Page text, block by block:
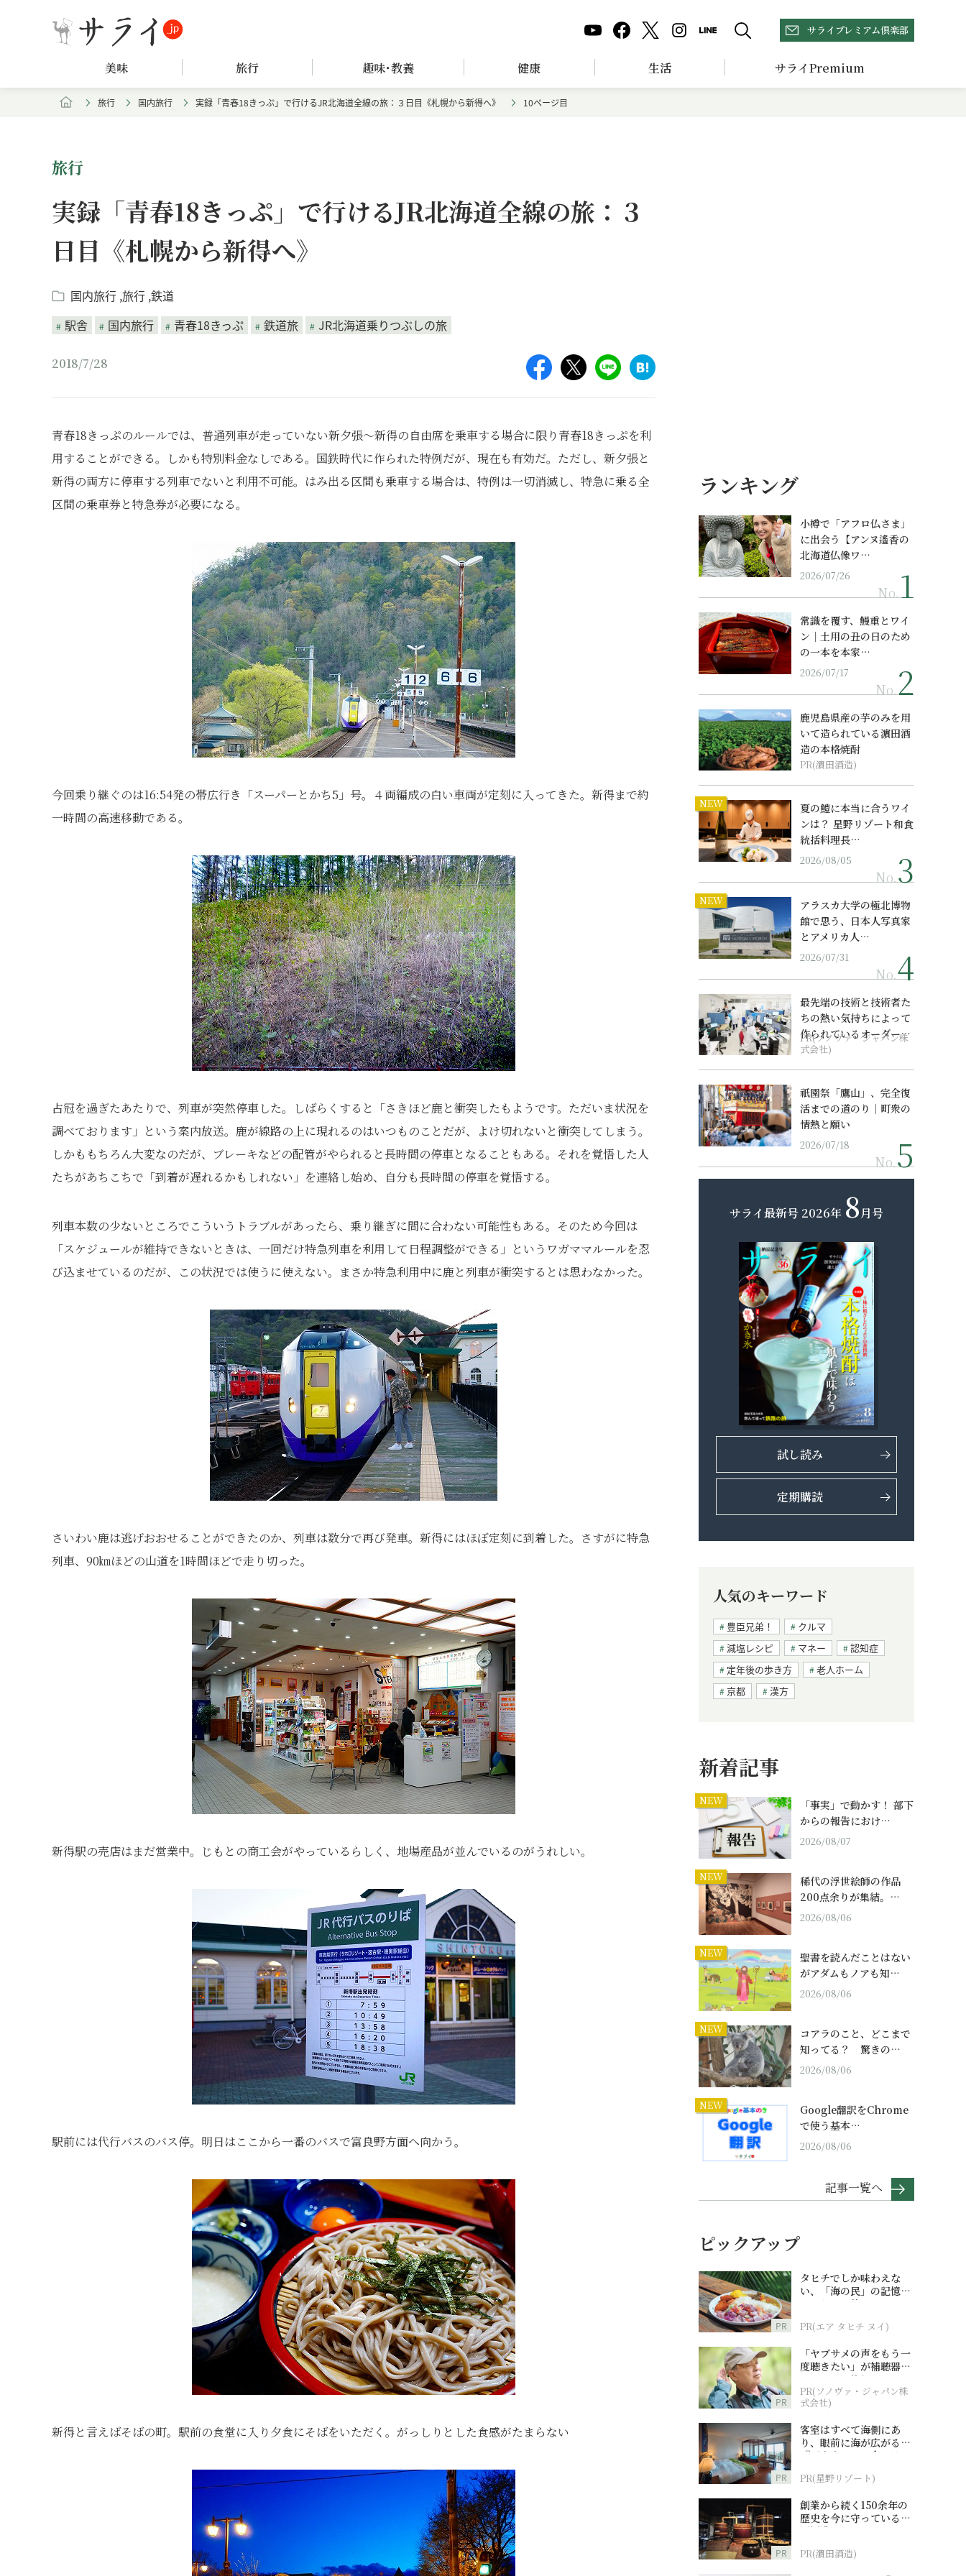
サライプレミアム倶楽部
美味 旅行 趣味･教養 健康 生活 サライPremium
旅行 国内旅行 実録「青春18きっぷ」で行けるJR北海道全線の旅：３日目《札幌から新得へ》 10ページ目
旅行
実録「青春18きっぷ」で行けるJR北海道全線の旅：３
日目《札幌から新得へ》
国内旅行 旅行 鉄道
駅舎
国内旅行 青春18きっぷ 鉄道旅 JR北海道乗りつぶしの旅
2018/7/28
青春18きっぷのルールでは、普通列車が走っていない新夕張～新得の自由席を乗車する場合に限り青春18きっぷを利
用することができる。しかも特別料金なしである。国鉄時代に作られた特例だが、現在も有効だ。ただし、新夕張と
新得の両方に停車する列車でないと利用不可能。はみ出る区間も乗車する場合は、特例は一切消滅し、特急に乗る全
区間の乗車券と特急券が必要になる。
今回乗り継ぐのは16:54発の帯広行き「スーパーとかち5」号。４両編成の白い車両が定刻に入ってきた。新得まで約
一時間の高速移動である。
占冠を過ぎたあたりで、列車が突然停車した。しばらくすると「さきほど鹿と衝突したもようです。ただいま状況を
調べております」という案内放送。鹿が線路の上に現れるのはいつものことだが、よけ切れないと衝突してしまう。
しかももちろん大変なのだが、ブレーキなどの配管がやられると長時間の停車となることもある。それを覚悟した人
たちがあちこちで「到着が遅れるかもしれない」を連絡し始め、自分も長時間の停車を覚悟する。
列車本数の少ないところでこういうトラブルがあったら、乗り継ぎに間に合わない可能性もある。そのため今回は
「スケジュールが維持できないときは、一回だけ特急列車を利用して日程調整ができる」というワガママルールを忍
び込ませているのだが、この状況では使うに使えない。まさか特急利用中に鹿と列車が衝突するとは思わなかった。
さいわい鹿は逃げおおせることができたのか、列車は数分で再び発車。新得にはほぼ定刻に到着した。さすがに特急
列車、90㎞ほどの山道を1時間ほどで走り切った。
新得駅の売店はまだ営業中。じもとの商工会がやっているらしく、地場産品が並んでいるのがうれしい。
駅前には代行バスのバス停。明日はここから一番のバスで富良野方面へ向かう。
新得と言えばそばの町。駅前の食堂に入り夕食にそばをいただく。がっしりとした食感がたまらない
ランキング
小樽で「アフロ仏さま」
に出会う【アンヌ遙香の
北海道仏像ワ…
2026/07/26
No.
常識を覆す、鰻重とワイ
ン｜土用の丑の日のため
の一本を本家…
2026/07/17
No.
鹿児島県産の芋のみを用
いて造られている濵田酒
造の本格焼酎
PR(濵田酒造)
NEW
夏の鱧に本当に合うワイ
ンは？ 星野リゾート和食
統括料理長…
2026/08/05
No.
NEW
アラスカ大学の極北博物
館で思う、日本人写真家
とアメリカ人…
2026/07/31
No.
最先端の技術と技術者た
ちの熱い気持ちによって
作られているオーダーメ
イド補聴器
PR(ソノヴァ・ジャパン株
式会社)
祇園祭「鷹山」、完全復
活までの道のり｜町衆の
情熱と願い
2026/07/18
No.
サライ最新号 2026年 8月号
試し読み
定期購読
人気のキーワード
豊臣兄弟！
クルマ
減塩レシピ
マネー
認知症
定年後の歩き方
老人ホーム
京都
漢方
新着記事
NEW
「事実」で動かす！ 部下
からの報告におけ…
2026/08/07
NEW
稀代の浮世絵師の作品
200点余りが集結。…
2026/08/06
NEW
聖書を読んだことはない
がアダムもノアも知…
2026/08/06
NEW
コアラのこと、どこまで
知ってる？ 驚きの…
2026/08/06
NEW
Google翻訳をChrome
で使う基本…
2026/08/06
記事一覧へ
ピックアップ
PR
タヒチでしか味わえな
い、「海の民」の記憶へ
とつながる旅
PR(エア タヒチ ヌイ)
PR
「ヤブサメの声をもう一
度聴きたい」が補聴器チ
ャレンジの後押しに
PR(ソノヴァ・ジャパン株
式会社)
PR
客室はすべて海側にあ
り、眼前に海が広がる
『西表島ホテル by 星野
PR(星野リゾート)
PR
創業から続く150余年の
歴史を今に守っている濵
田酒造
PR(濵田酒造)